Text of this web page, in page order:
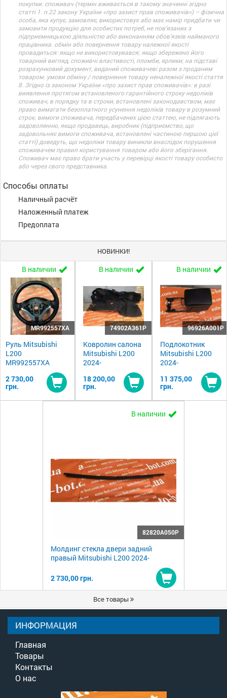
покупки. споживач (термін вживається в такому значенні згідно
статті 1. п.22 закону України «про захист прав споживачів») – фізична
особа, яка купує, замовляє, використовує або має намір придбати чи
замовити продукцію для особистих потреб, не пов’язаних з
підприємницькою діяльністю або виконанням обов’язків найманого
працівника. обмін або повернення товару належної якості
провадиться: якщо не використовувався; якщо збережено його
товарний вигляд, споживчі властивості, пломби, ярлики; на підставі
розрахунковий документ, виданий споживачеві разом з проданим
товаром. умови обміну / повернення товару неналежної якості стаття
8. Згідно із законом України «про захист прав споживачів»: в разі
виявлення протягом встановленого гарантійного строку недоліків
споживач, в порядку та в строки, встановлені законодавством, має
право вимагати безоплатного усунення недоліків товару в розумний
строк. вимоги споживача, передбачених цією статтею, не підлягають
задоволенню, якщо продавець, виробник (підприємство, що
задовольняє вимоги споживача, встановлені частиною першою цієї
статті) доведуть, що недоліки товару виникли внаслідок порушення
споживачем правил користування товаром або його зберігання.
Споживач має право брати участь у перевірці якості товару особисто
або через свого представника.
Способы оплаты
Наличный расчёт
Наложенный платеж
Предоплата
НОВИНКИ!
В наличии
MR992557XA
Руль Mitsubishi
L200
MR992557XA
2 730,00
грн.
Купить
В наличии
74902A361P
Ковролин салона
Mitsubishi L200
2024-
18 200,00
грн.
Купить
В наличии
96926A001P
Подлокотник
Mitsubishi L200
2024-
11 375,00
грн.
В наличии
82820A050P
Молдинг стекла двери задний
правый Mitsubishi L200 2024-
2 730,00 грн.
Купить
Все товары
ИНФОРМАЦИЯ
Главная
Товары
Контакты
О нас